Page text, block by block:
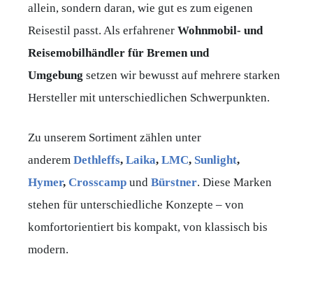
allein, sondern daran, wie gut es zum eigenen
Reisestil passt. Als erfahrener Wohnmobil- und
Reisemobilhändler für Bremen und
Umgebung setzen wir bewusst auf mehrere starken
Hersteller mit unterschiedlichen Schwerpunkten.
Zu unserem Sortiment zählen unter
anderem Dethleffs, Laika, LMC, Sunlight,
Hymer, Crosscamp und Bürstner. Diese Marken
stehen für unterschiedliche Konzepte – von
komfortorientiert bis kompakt, von klassisch bis
modern.